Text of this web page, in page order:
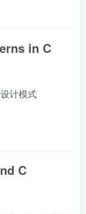
in C
计模式
C